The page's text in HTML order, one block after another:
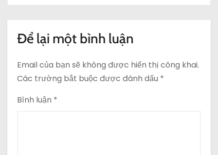
Để lại một bình luận
Email của bạn sẽ không được hiển thị công khai.
Các trường bắt buộc được đánh dấu *
Bình luận *